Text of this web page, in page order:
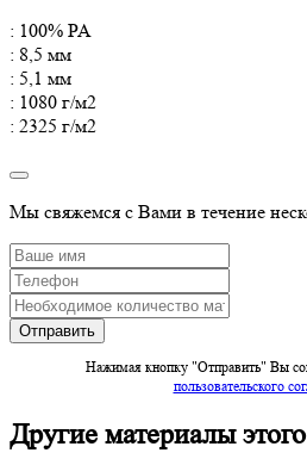
: 100% PA
: 8,5 мм
: 5,1 мм
: 1080 г/м2
: 2325 г/м2
Мы свяжемся с Вами в течение
Нажимая кнопку "Отправить" Вы
пользовательского
Другие материалы